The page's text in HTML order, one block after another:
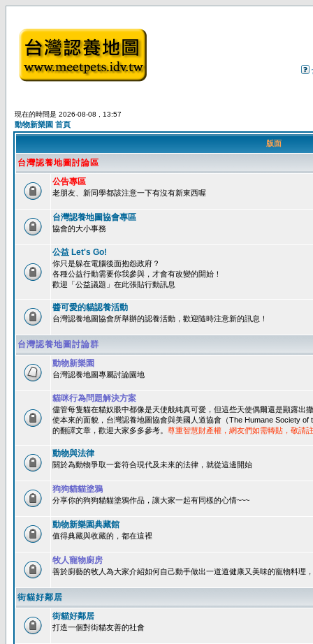
現在的時間是 2026-08-08 , 13:57
動物新樂園 首頁
版面
台灣認養地圖討論區
公告專區
老朋友、新同學都該注意一下有沒有新東西喔
台灣認養地圖協會專區
協會的大小事務
公益 Let's Go!
你只是躲在電腦後面抱怨政府？
各種公益行動需要你我參與，才會有改變的開始！
歡迎「公益議題」在此張貼行動訊息
醬可愛的貓認養活動
台灣認養地圖協會所舉辦的認養活動，歡迎隨時注意新的訊息！
台灣認養地圖討論群
動物新樂園
台灣認養地圖專屬討論園地
貓咪行為問題解決方案
儘管每隻貓在貓奴眼中都像是天使般純真可愛，但這些天使偶爾還是顯露出
使本來的面貌，台灣認養地圖協會與美國人道協會（The Humane Society
的翻譯文章，歡迎大家多多參考。 尊重智慧財產權，網友們如需轉貼，敬請
動物與法律
關於為動物爭取一套符合現代及未來的法律，就從這邊開始
狗狗貓貓塗鴉
分享你的狗狗貓貓塗鴉作品，讓大家一起有同樣的心情~~~
動物新樂園典藏館
值得典藏與收藏的，都在這裡
牧人寵物廚房
善於廚藝的牧人為大家介紹如何自己動手做出一道道健康又美味的寵物料理
街貓好鄰居
街貓好鄰居
打造一個對街貓友善的社會